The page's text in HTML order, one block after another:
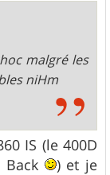
malgré les
niHm
IS (le 400D
) et je